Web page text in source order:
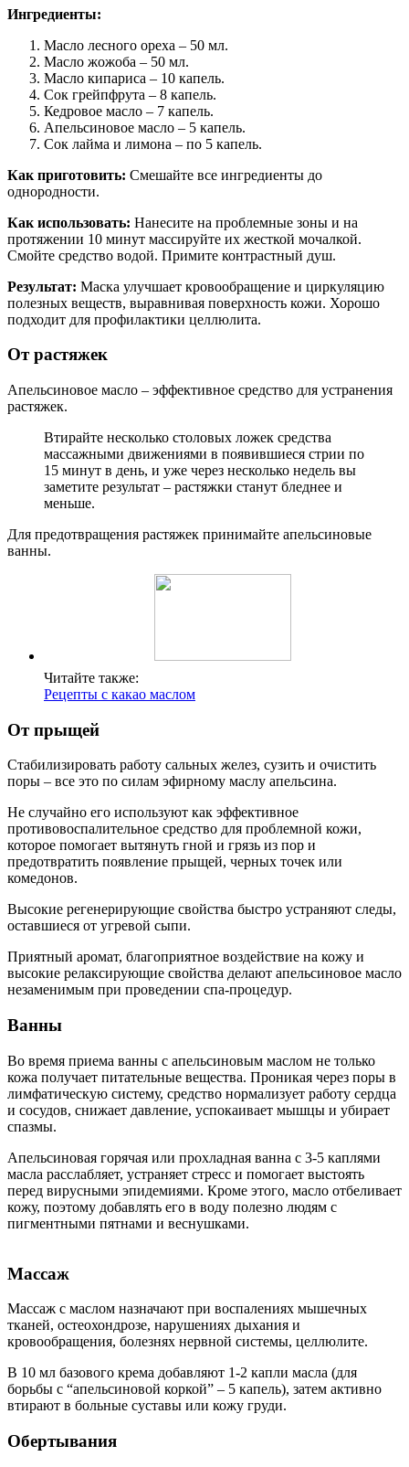
Ингредиенты:
Масло лесного ореха – 50 мл.
Масло жожоба – 50 мл.
Масло кипариса – 10 капель.
Сок грейпфрута – 8 капель.
Кедровое масло – 7 капель.
Апельсиновое масло – 5 капель.
Сок лайма и лимона – по 5 капель.
Как приготовить: Смешайте все ингредиенты до
однородности.
Как использовать: Нанесите на проблемные зоны и на
протяжении 10 минут массируйте их жесткой мочалкой.
Смойте средство водой. Примите контрастный душ.
Результат: Маска улучшает кровообращение и циркуляцию
полезных веществ, выравнивая поверхность кожи. Хорошо
подходит для профилактики целлюлита.
От растяжек
Апельсиновое масло – эффективное средство для устранения
растяжек.
Втирайте несколько столовых ложек средства
массажными движениями в появившиеся стрии по
15 минут в день, и уже через несколько недель вы
заметите результат – растяжки станут бледнее и
меньше.
Для предотвращения растяжек принимайте апельсиновые
ванны.
Читайте также:
Рецепты с какао маслом
От прыщей
Стабилизировать работу сальных желез, сузить и очистить
поры – все это по силам эфирному маслу апельсина.
Не случайно его используют как эффективное
противовоспалительное средство для проблемной кожи,
которое помогает вытянуть гной и грязь из пор и
предотвратить появление прыщей, черных точек или
комедонов.
Высокие регенерирующие свойства быстро устраняют следы,
оставшиеся от угревой сыпи.
Приятный аромат, благоприятное воздействие на кожу и
высокие релаксирующие свойства делают апельсиновое масло
незаменимым при проведении спа-процедур.
Ванны
Во время приема ванны с апельсиновым маслом не только
кожа получает питательные вещества. Проникая через поры в
лимфатическую систему, средство нормализует работу сердца
и сосудов, снижает давление, успокаивает мышцы и убирает
спазмы.
Апельсиновая горячая или прохладная ванна с 3-5 каплями
масла расслабляет, устраняет стресс и помогает выстоять
перед вирусными эпидемиями. Кроме этого, масло отбеливает
кожу, поэтому добавлять его в воду полезно людям с
пигментными пятнами и веснушками.
Массаж
Массаж с маслом назначают при воспалениях мышечных
тканей, остеохондрозе, нарушениях дыхания и
кровообращения, болезнях нервной системы, целлюлите.
В 10 мл базового крема добавляют 1-2 капли масла (для
борьбы с “апельсиновой коркой” – 5 капель), затем активно
втирают в больные суставы или кожу груди.
Обертывания